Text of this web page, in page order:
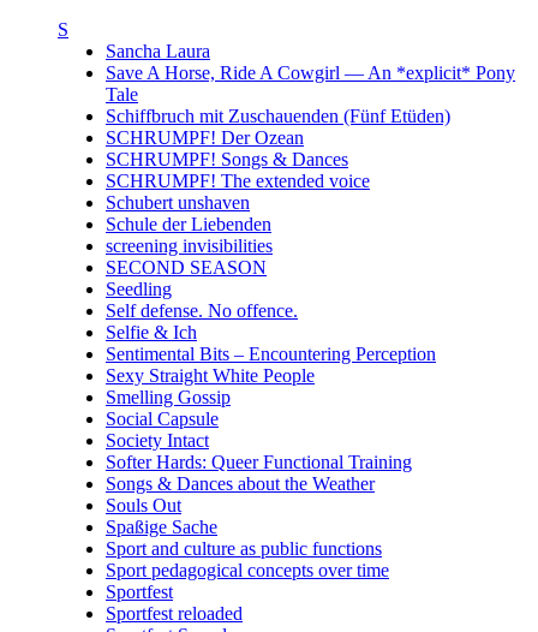
S
Sancha Laura
Save A Horse, Ride A Cowgirl — An *explicit* Pony
Tale
Schiffbruch mit Zuschauenden (Fünf Etüden)
SCHRUMPF! Der Ozean
SCHRUMPF! Songs & Dances
SCHRUMPF! The extended voice
Schubert unshaven
Schule der Liebenden
screening invisibilities
SECOND SEASON
Seedling
Self defense. No offence.
Selfie & Ich
Sentimental Bits – Encountering Perception
Sexy Straight White People
Smelling Gossip
Social Capsule
Society Intact
Softer Hards: Queer Functional Training
Songs & Dances about the Weather
Souls Out
Spaßige Sache
Sport and culture as public functions
Sport pedagogical concepts over time
Sportfest
Sportfest reloaded